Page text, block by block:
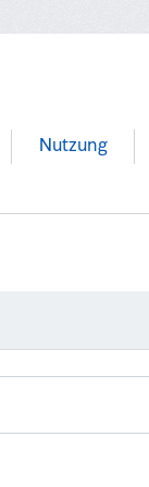
Nutzung